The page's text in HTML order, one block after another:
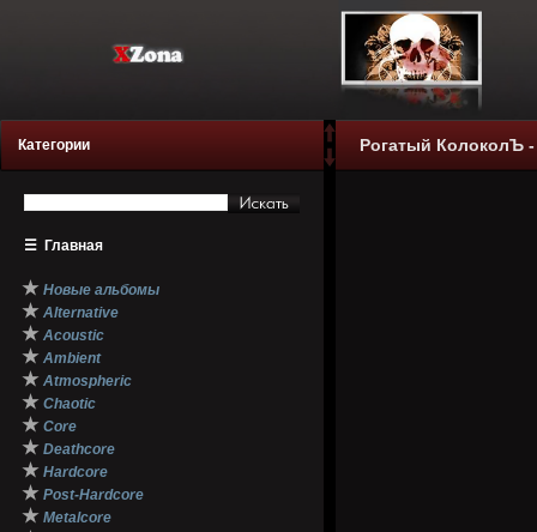
Категории
☰ Главная
★ Новые альбомы
★ Alternative
★ Acoustic
★ Ambient
★ Atmospheric
★ Chaotic
★ Core
★ Deathcore
★ Hardcore
★ Post-Hardcore
★ Metalcore
Рогатый КолоколЪ